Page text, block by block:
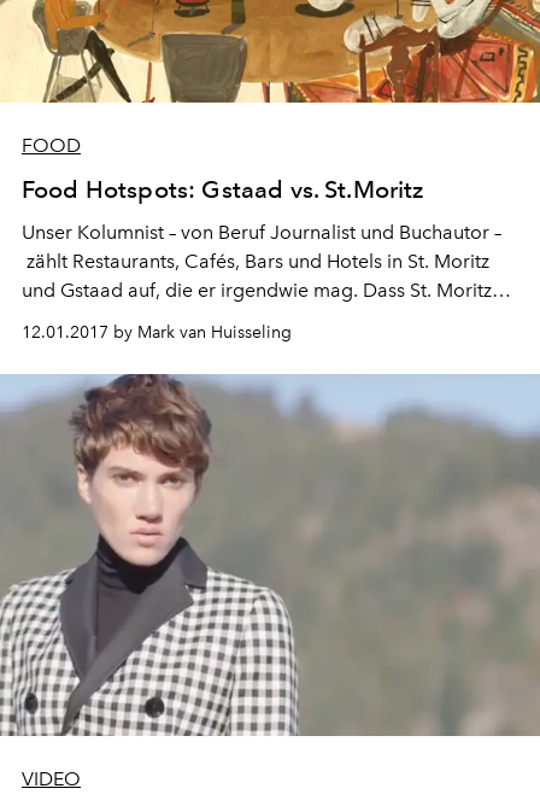
FOOD
Food Hotspots: Gstaad vs. St.Moritz
Unser Kolumnist – von Beruf Journalist und Buchautor –
zählt Restaurants, Cafés, Bars und Hotels in St. Moritz
und Gstaad auf, die er irgendwie mag. Dass St. Moritz
Gstaad, sei kein Zufall, sagt der Mann aus Bern.
12.01.2017 by Mark van Huisseling
VIDEO